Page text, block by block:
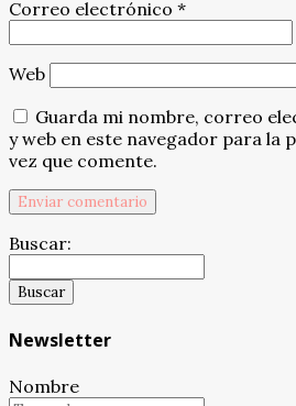
Correo electrónico *
Web
Guarda mi nombre, correo
y web en este navegador para la
vez que comente.
Buscar:
Newsletter
Nombre